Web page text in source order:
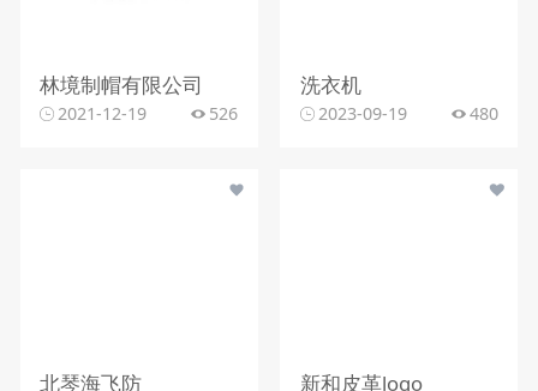
林境制帽有限公司
2021-12-19 526
洗衣机
2023-09-19 480
北琴海飞防 新和皮革logo